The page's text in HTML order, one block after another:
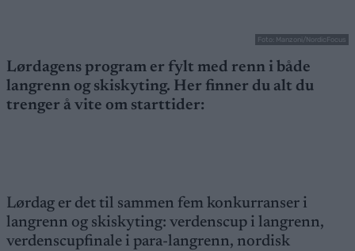
Foto: Manzoni/NordicFocus
Lørdagens program er fylt med renn i både
langrenn og skiskyting. Her finner du alt du
trenger å vite om starttider:
Lørdag er det til sammen fem konkurranser i
langrenn og skiskyting: verdenscup i langrenn,
verdenscupfinale i para-langrenn, nordisk